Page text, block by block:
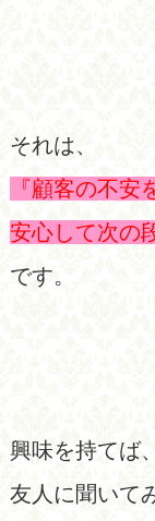
それは、
『顧客の不安
安心して次の
です。
興味を持てば
友人に聞いて